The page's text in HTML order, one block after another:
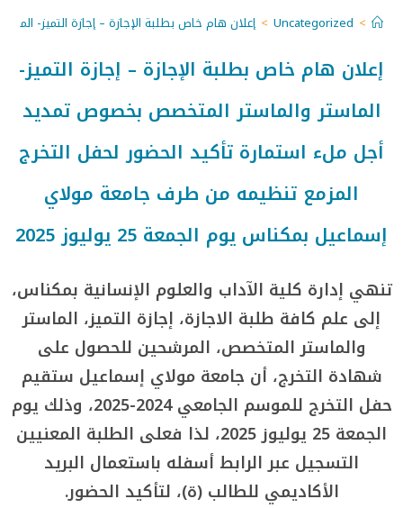
>
Uncategorized
> إعلان هام خاص بطلبة الإجازة – إجازة التميز-
إعلان هام خاص بطلبة الإجازة – إجازة التميز-
الماستر والماستر المتخصص بخصوص تمديد
أجل ملء استمارة تأكيد الحضور لحفل التخرج
المزمع تنظيمه من طرف جامعة مولاي
إسماعيل بمكناس يوم الجمعة 25 يوليوز 2025
تنهي إدارة كلية الآداب والعلوم الإنسانية بمكناس،
إلى علم كافة طلبة الاجازة، إجازة التميز، الماستر
والماستر المتخصص، المرشحين للحصول على
شهادة التخرج، أن جامعة مولاي إسماعيل ستقيم
حفل التخرج للموسم الجامعي 2024-2025، وذلك يوم
الجمعة 25 يوليوز 2025، لذا فعلى الطلبة المعنيين
التسجيل عبر الرابط أسفله باستعمال البريد
الأكاديمي للطالب (ة)، لتأكيد الحضور.